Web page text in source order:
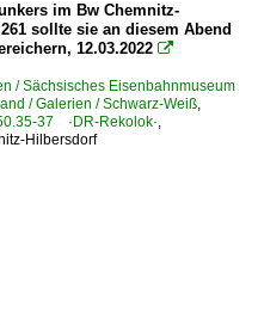
im Bw Chemnitz-
sollte sie an diesem Abend
12.03.2022 
/ Sächsisches Eisenbahnmuseum
/ Galerien / Schwarz-Weiß,
37 ·DR-Rekolok·,
Hilbersdorf